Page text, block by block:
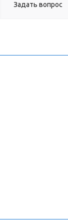
Задать вопрос